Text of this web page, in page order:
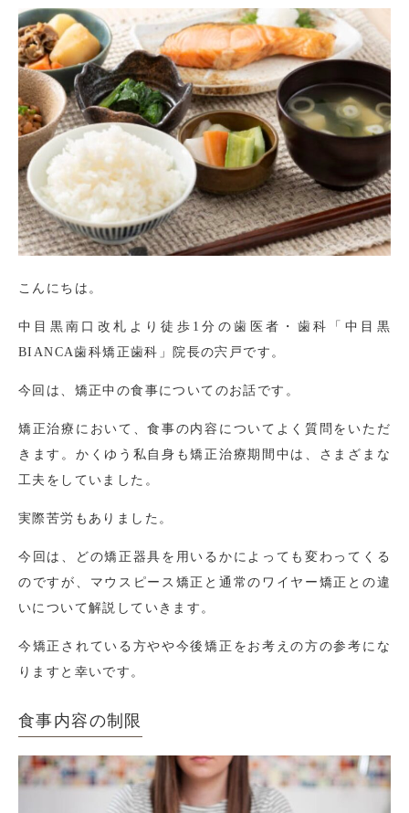
こんにちは。
中目黒南口改札より徒歩1分の歯医者・歯科「中目黒
BIANCA歯科矯正歯科」院長の宍戸です。
今回は、矯正中の食事についてのお話です。
矯正治療において、食事の内容についてよく質問をいただ
きます。かくゆう私自身も矯正治療期間中は、さまざまな
工夫をしていました。
実際苦労もありました。
今回は、どの矯正器具を用いるかによっても変わってくる
のですが、マウスピース矯正と通常のワイヤー矯正との違
いについて解説していきます。
今矯正されている方やや今後矯正をお考えの方の参考にな
りますと幸いです。
食事内容の制限